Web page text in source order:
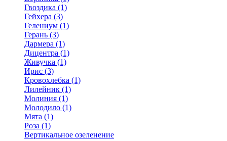
Гвоздика (1)
Гейхера (3)
Гелениум (1)
Герань (3)
Дармера (1)
Дицентра (1)
Живучка (1)
Ирис (3)
Кровохлебка (1)
Лилейник (1)
Молиния (1)
Молодило (1)
Мята (1)
Роза (1)
Вертикальное озеленение